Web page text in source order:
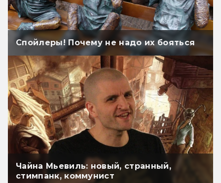
Спойлеры! Почему не надо их бояться
Чайна Мьевиль: новый, странный,
стимпанк, коммунист